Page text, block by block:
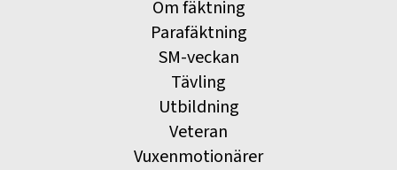
Om fäktning
Parafäktning
SM-veckan
Tävling
Utbildning
Veteran
Vuxenmotionärer